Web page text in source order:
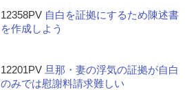
12358PV 自白を証拠にするため陳述書
を作成しよう
12201PV 旦那・妻の浮気の証拠が自白
のみでは慰謝料請求難しい